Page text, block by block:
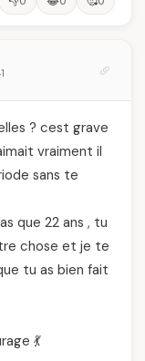
? cest grave
vraiment il
sans te
que 22 ans , tu
chose et je te
tu as bien fait
💃